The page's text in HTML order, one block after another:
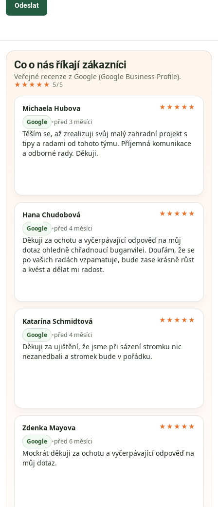
Odeslat
Co o nás říkají zákazníci
Veřejné recenze z Google (Google Business Profile).
★★★★★ 5/5
Michaela Hubova
Google •před 3 měsíci
★★★★★
Těším se, až zrealizuji svůj malý zahradní projekt s
tipy a radami od tohoto týmu. Příjemná komunikace
a odborné rady. Děkuji.
Hana Chudobová
Google •před 4 měsíci
★★★★★
Děkuji za ochotu a vyčerpávající odpověď na můj
dotaz ohledně chřadnoucí buganvilei. Doufám, že se
po vašich radách vzpamatuje, bude zase krásně růst
a kvést a dělat mi radost.
Katarína Schmidtová
Google •před 4 měsíci
★★★★★
Děkuji za ujištění, že jsme při sázení stromku nic
nezanedbali a stromek bude v pořádku.
Zdenka Mayova
Google •před 6 měsíci
★★★★★
Mockrát děkuji za ochotu a vyčerpávající odpověď na
můj dotaz.